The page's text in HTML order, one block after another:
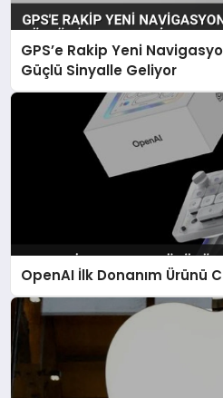
GPS’e Rakip Yeni
Güçlü Sinyalle Geliyor
OpenAI İlk Donanım Ürünü